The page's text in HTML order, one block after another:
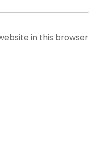
in this browser